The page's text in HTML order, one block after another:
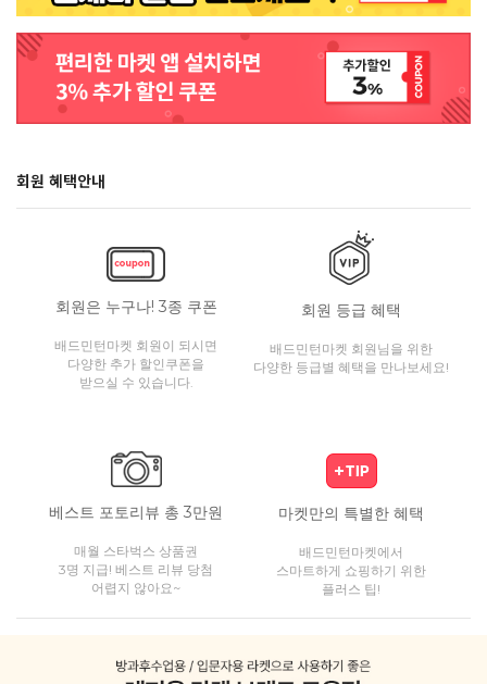
회원 혜택안내
회원은 누구나! 3종 쿠폰
배드민턴마켓 회원이 되시면
다양한 추가 할인쿠폰을
받으실 수 있습니다.
회원 등급 혜택
배드민턴마켓 회원님을 위한
다양한 등급별 혜택을 만나보세요!
베스트 포토리뷰 총 3만원
매월 스타벅스 상품권
3명 지급! 베스트 리뷰 당첨
어렵지 않아요~
마켓만의 특별한 혜택
배드민턴마켓에서
스마트하게 쇼핑하기 위한
플러스 팁!